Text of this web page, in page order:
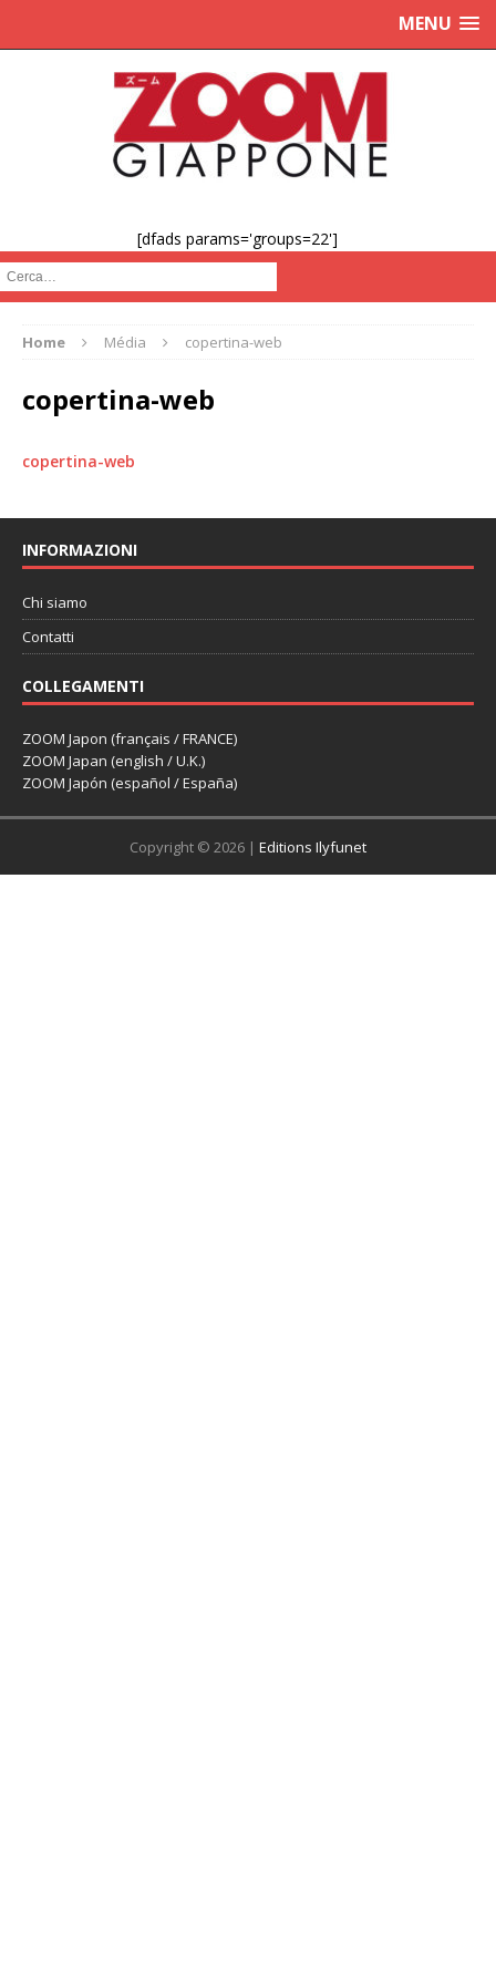
MENU
[dfads params='groups=22']
Cerca :
Home Média copertina-web
copertina-web
copertina-web
INFORMAZIONI
Chi siamo
Contatti
COLLEGAMENTI
ZOOM Japon (français / FRANCE)
ZOOM Japan (english / U.K.)
ZOOM Japón (español / España)
Copyright © 2026 | Editions Ilyfunet